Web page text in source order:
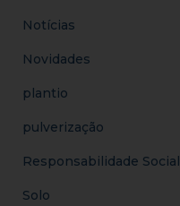
Notícias
Novidades
plantio
pulverização
Responsabilidade Social
Solo